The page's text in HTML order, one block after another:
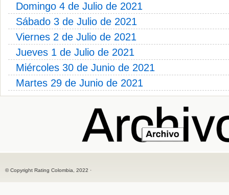
Domingo 4 de Julio de 2021
Sábado 3 de Julio de 2021
Viernes 2 de Julio de 2021
Jueves 1 de Julio de 2021
Miércoles 30 de Junio de 2021
Martes 29 de Junio de 2021
© Copyright Rating Colombia, 2022 ·